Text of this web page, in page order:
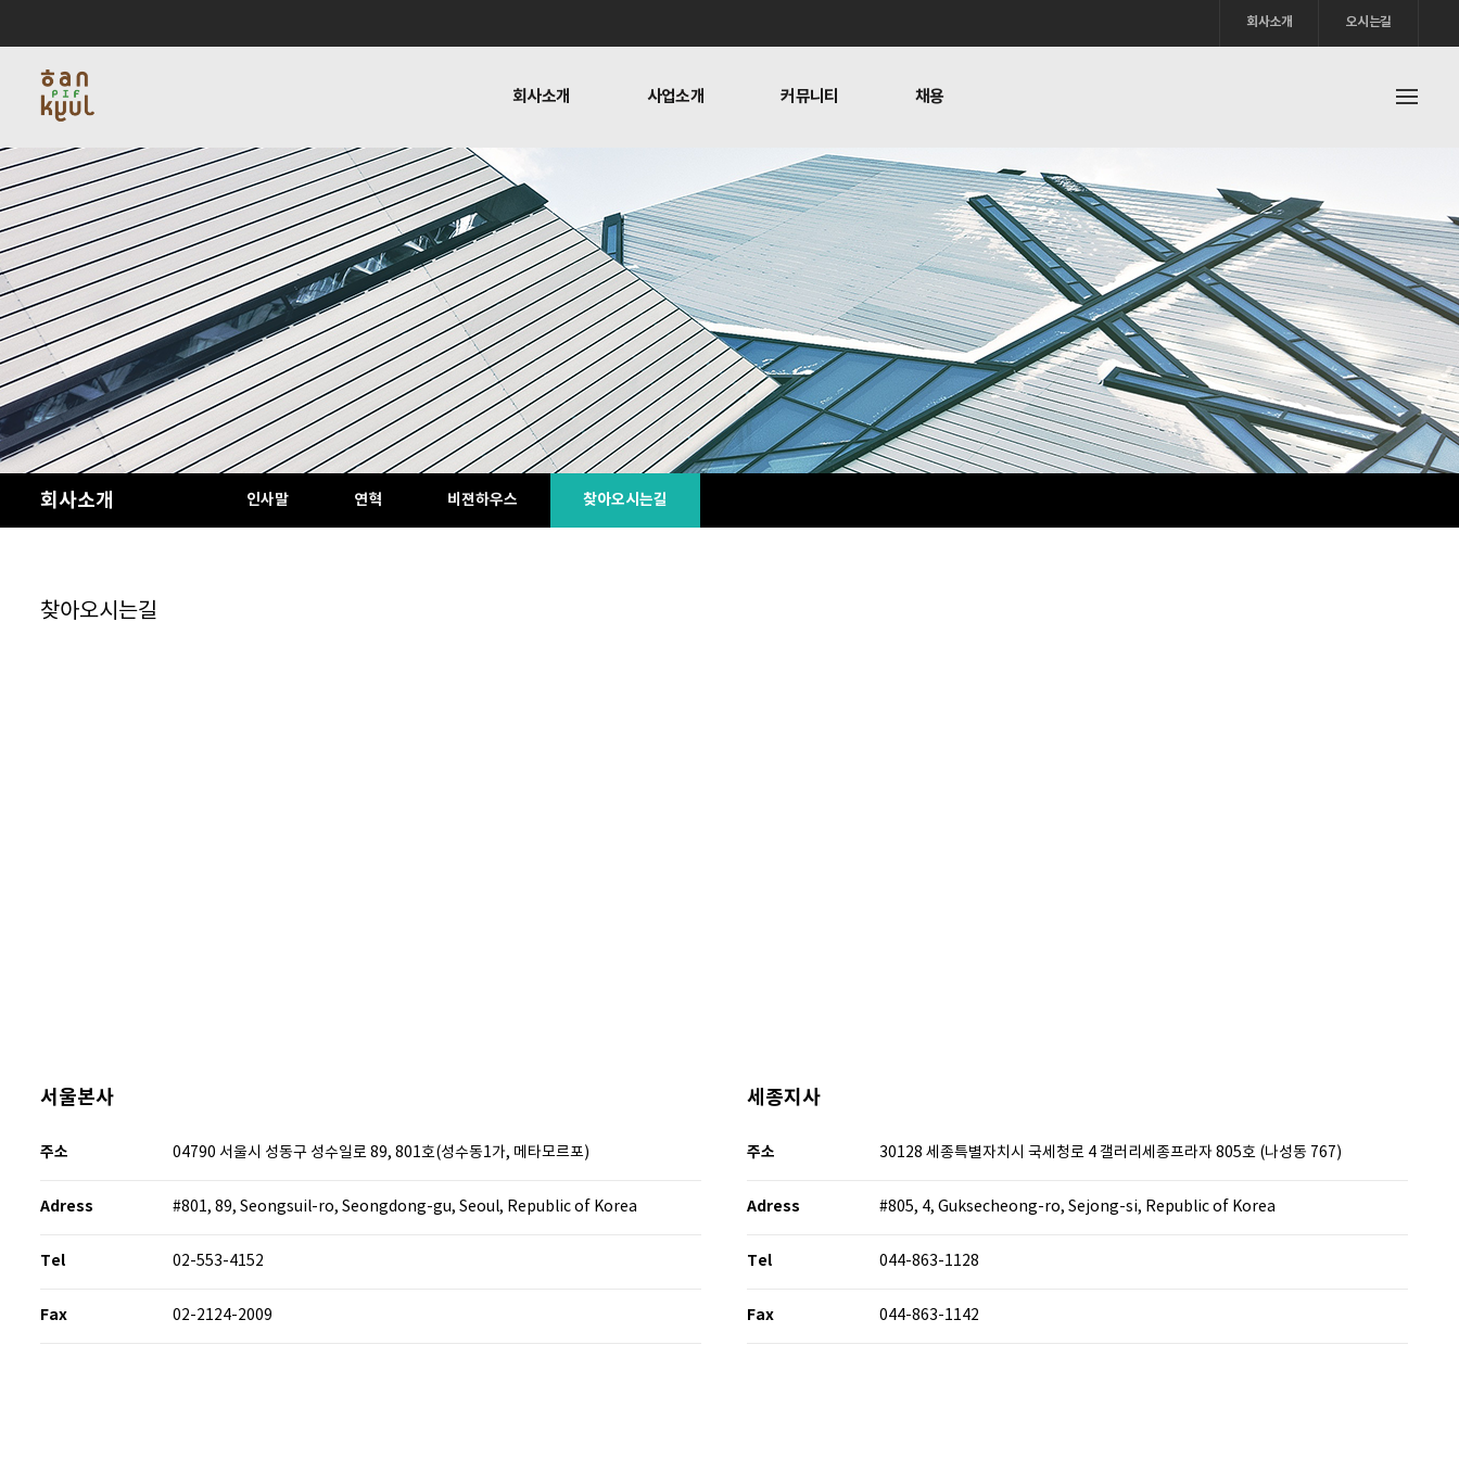
회사소개 오시는길
회사소개
회사소개
인사말 연혁 비젼하우스
사업소개
사업소개
서비스 데이타인프라사업
커뮤니티
커뮤니티
블로그
채용
채용
채용
회사소개
인사말
연혁
비젼하우스
편지
찾아오시는길
사업소개
서비스
데이타인프라사업
네트워크보안사업
커뮤니티
교육
복지
사내활동
블로그
채용
채용
회사소개 인사말 연혁 비젼하우스 찾아오시는길
찾아오시는길
서울본사
주소 04790 서울시 성동구 성수일로 89, 801호(성수동1가, 메타모르포)
Adress #801, 89, Seongsuil-ro, Seongdong-gu, Seoul, Republic of Korea
Tel 02-553-4152
Fax 02-2124-2009
세종지사
주소 30128 세종특별자치시 국세청로 4 갤러리세종프라자 805호 (나성동 767)
Adress #805, 4, Guksecheong-ro, Sejong-si, Republic of Korea
Tel 044-863-1128
Fax 044-863-1142